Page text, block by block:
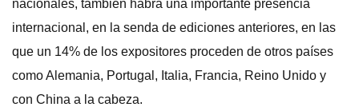
nacionales, también habrá una importante presencia
internacional, en la senda de ediciones anteriores, en las
que un 14% de los expositores proceden de otros países
como Alemania, Portugal, Italia, Francia, Reino Unido y
con China a la cabeza.